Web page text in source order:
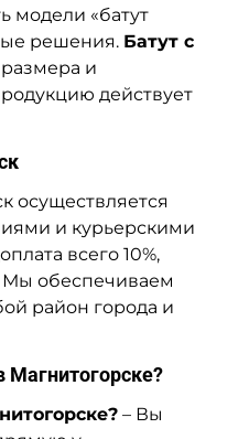
модели «батут
решения. Батут с
и
действует
осуществляется
и курьерскими
всего 10%,
Мы обеспечиваем
район города и
Магнитогорске?
– Вы